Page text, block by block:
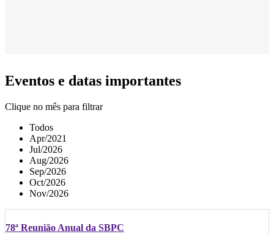
Eventos e datas importantes
Clique no mês para filtrar
Todos
Apr/2021
Jul/2026
Aug/2026
Sep/2026
Oct/2026
Nov/2026
78ª Reunião Anual da SBPC